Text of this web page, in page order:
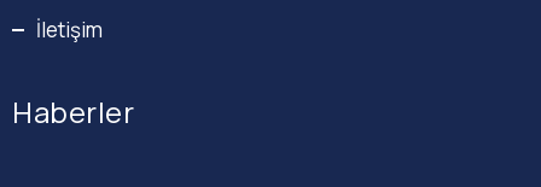
İletişim
Haberler